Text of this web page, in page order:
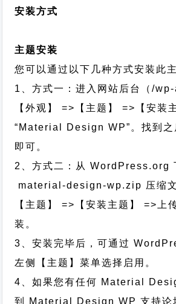
安装方式
主题安装
您可以通过以下几种方式安装此主
1、方式一：进入网站后台（/
【外观】 =>【主题】 =>【安装
“Material Design WP”。找到之
即可。
2、方式二：从 WordPress.org
material-design-wp.zip 压缩文
【主题】 =>【安装主题】 =>上
装。
3、安装完毕后，可通过
左侧【主题】菜单选择启用。
4、如果您有任何 Material
到 Material Design WP 支持论